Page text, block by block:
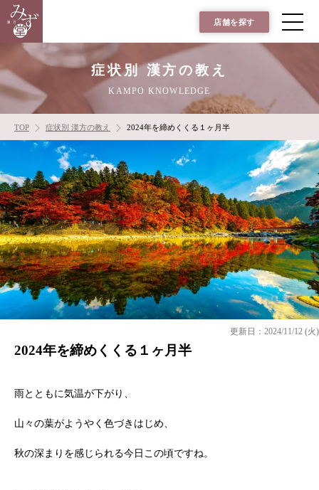
店舗を探す
症状別 漢方の教え
KAMPO KNOWLEDGE
TOP 症状別 漢方の教え 2024年を締めくくる１ヶ月半
更新日：2024/11/12 (火)
2024年を締めくくる１ヶ月半
雨とともに気温が下がり、
山々の葉がようやく色づきはじめ、
秋の深まりを感じられる今日この頃ですね。